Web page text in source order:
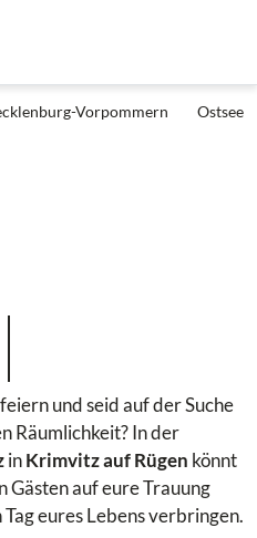
Vorpommern Ostsee
und seid auf der Suche
Räumlichkeit? In der
inKrimvitz auf Rügen könnt
Gästen auf eure Trauung
eures Lebens verbringen.